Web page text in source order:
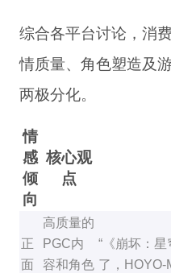
综合各平台讨论，消
情质量、角色塑造及
两极分化。
情
感
倾
向
核心观
点
正
面
高质量的
PGC内
容和角色
“《崩坏：
了，HOYO-